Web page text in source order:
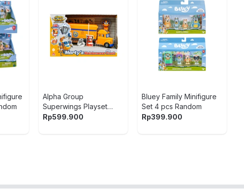
Alpha Group
Superwings Playset
Martys Repair Van -
Rp599.900
Bluey Family Minifigure
Set 4 pcs Random
Rp399.900